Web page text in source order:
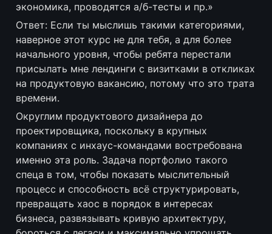
экономика, проводятся а/б-тесты и пр.»
Ответ: Если ты мыслишь такими категориями,
наверное этот курс не для тебя, а для более
начального уровня, чтобы ребята перестали
присылать мне лендинги с визитками в откликах
на продуктовую вакансию, потому что это трата
времени.
Округлим продуктового дизайнера до
проектировщика, поскольку в крупных
компаниях c инхаус-командами востребована
именно эта роль. Задача портфолио такого
спеца в том, чтобы показать мыслительный
процесс и способность всё структурировать,
превращать хаос в порядок в интересах
бизнеса, развязывать кривую архитектуру,